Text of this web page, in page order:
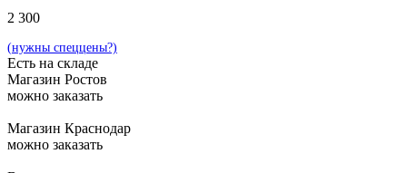
2 300
(нужны спеццены?)
Есть на складе
Магазин Ростов
можно заказать
Магазин Краснодар
можно заказать